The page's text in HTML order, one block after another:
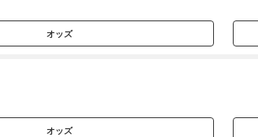
オッズ
オッズ